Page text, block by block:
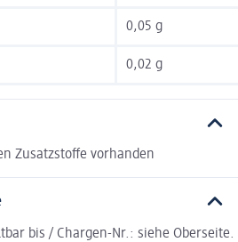
0,05 g
0,02 g
Zusatzstoffe vorhanden
bis / Chargen-Nr.: siehe Oberseite.